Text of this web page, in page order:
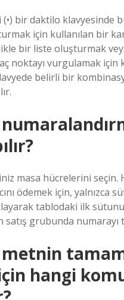
bir daktilo klavyesinde
için kullanılan bir
bir liste oluşturmak
noktayı vurgulamak için
belirli bir
masa hücrelerini seçin.
ödemek için, yalnızca
tablodaki ilk
grubunda numarayı
metnin
hangi